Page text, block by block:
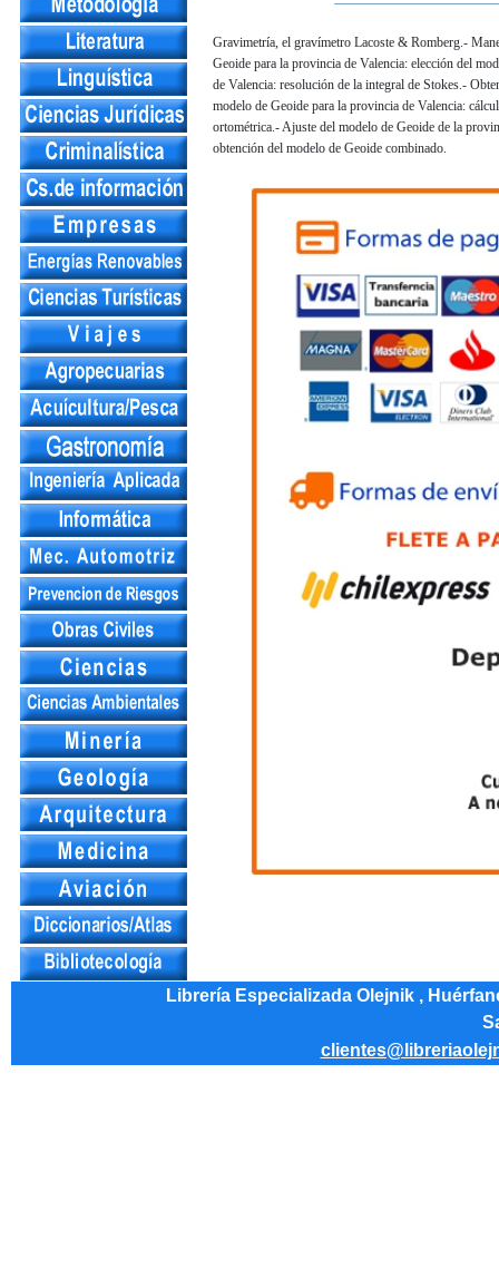
Gravimetría, el gravímetro Lacoste & Romberg.-
Geoide para la provincia de Valencia: elección del
de Valencia: resolución de la integral de Stokes.-
modelo de Geoide para la provincia de Valencia:
ortométrica.- Ajuste del modelo de Geoide de la
obtención del modelo de Geoide combinado.
Librería Especializada Olejnik ,